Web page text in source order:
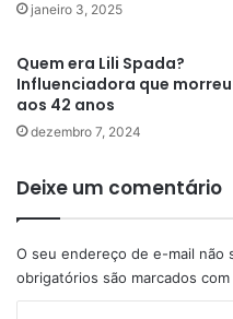
janeiro 3, 2025
Quem era Lili Spada?
Influenciadora que morreu
aos 42 anos
dezembro 7, 2024
Deixe um comentário
O seu endereço de e-mail não
obrigatórios são marcados com